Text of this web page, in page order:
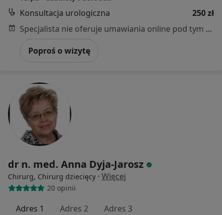
Konsultacja urologiczna
250 zł
Specjalista nie oferuje umawiania online pod tym adresem.
Poproś o wizytę
dr n. med. Anna Dyja-Jarosz
Chirurg, Chirurg dziecięcy · Więcej
20 opinii
Adres 1 Adres 2 Adres 3